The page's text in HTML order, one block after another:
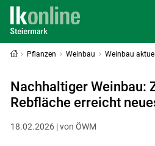
Pflanzen Weinbau Weinbau aktuell
Nachhaltiger Weinbau:
Rebfläche erreicht
18.02.2026 | von ÖWM